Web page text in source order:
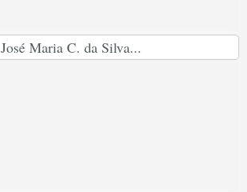
José Maria C. da Silva...